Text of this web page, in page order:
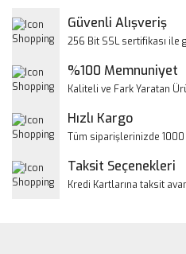
Yorum
Ürün resmi kalitesiz, bozuk
Ürün bilgilerinde hatalar
Bu ürüne benzer farklı
Güvenli Alışveriş
256 Bit SSL sertifikası ile
%100 Memnuniyet
Kaliteli ve Fark Yaratan
Hızlı Kargo
Tüm siparişlerinizde
Taksit Seçenekleri
Kredi Kartlarına taksit